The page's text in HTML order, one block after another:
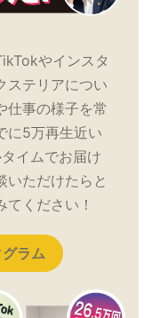
やインスタ
ステリアについ
仕事の様子を常
に5万再生近い
イムでお届け
いただけたらと
ください！
ラム